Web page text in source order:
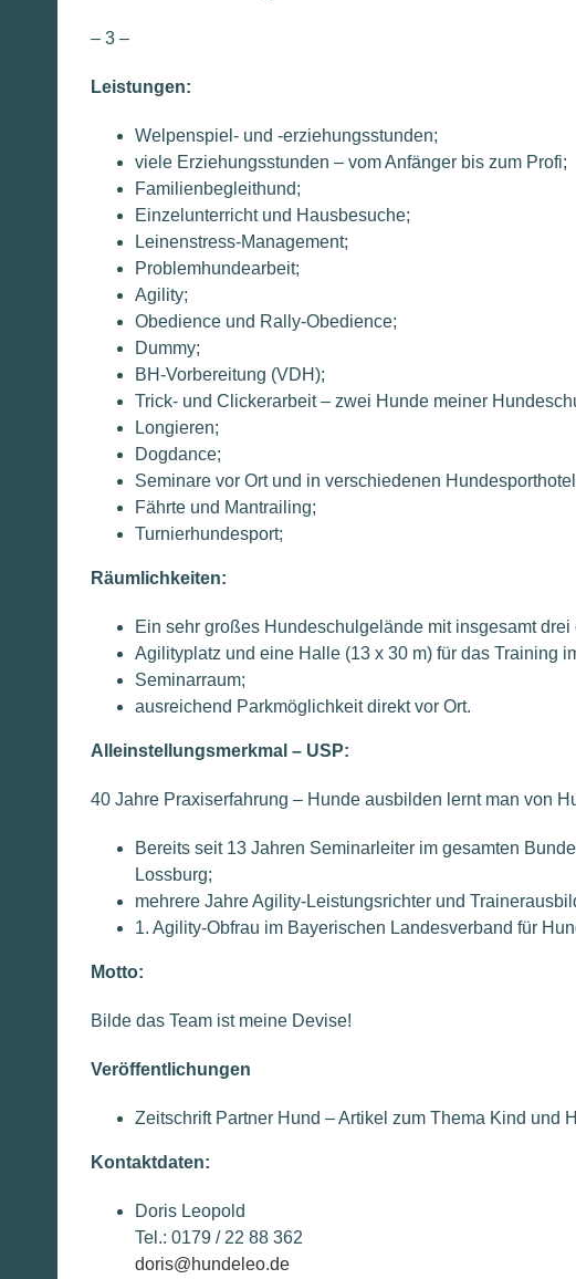
– 3 –
Leistungen:
Welpenspiel- und -erziehungsstunden;
viele Erziehungsstunden – vom Anfänger bis zum Profi;
Familienbegleithund;
Einzelunterricht und Hausbesuche;
Leinenstress-Management;
Problemhundearbeit;
Agility;
Obedience und Rally-Obedience;
Dummy;
BH-Vorbereitung (VDH);
Trick- und Clickerarbeit – zwei Hunde meiner
Longieren;
Dogdance;
Seminare vor Ort und in verschiedenen
Fährte und Mantrailing;
Turnierhundesport;
Räumlichkeiten:
Ein sehr großes Hundeschulgelände mit insgesamt
Agilityplatz und eine Halle (13 x 30 m) für das Training
Seminarraum;
ausreichend Parkmöglichkeit direkt vor Ort.
Alleinstellungsmerkmal – USP:
40 Jahre Praxiserfahrung – Hunde ausbilden lernt man von
Bereits seit 13 Jahren Seminarleiter im gesamten
Lossburg;
mehrere Jahre Agility-Leistungsrichter und
1. Agility-Obfrau im Bayerischen Landesverband für
Motto:
Bilde das Team ist meine Devise!
Veröffentlichungen
Zeitschrift Partner Hund – Artikel zum Thema Kind und
Kontaktdaten:
Doris Leopold
Tel.: 0179 / 22 88 362
doris@hundeleo.de